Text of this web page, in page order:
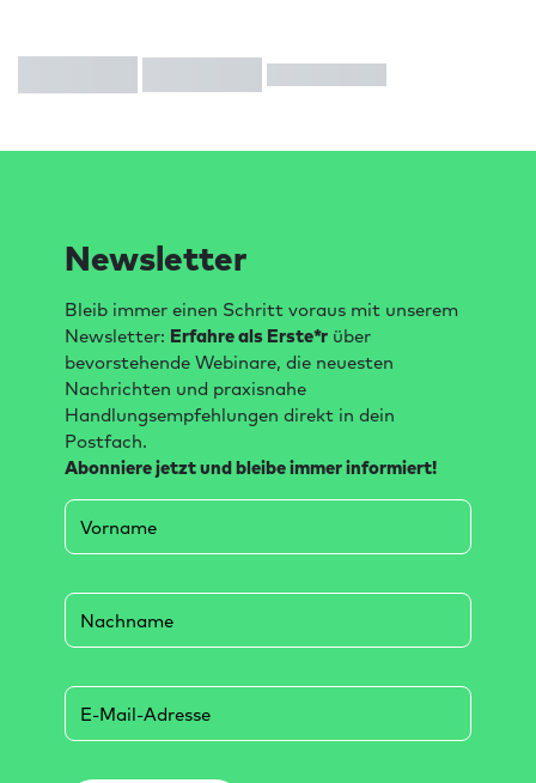
Newsletter
Bleib immer einen Schritt voraus mit unserem
Newsletter: Erfahre als Erste*r über
bevorstehende Webinare, die neuesten
Nachrichten und praxisnahe
Handlungsempfehlungen direkt in dein
Postfach.
Abonniere jetzt und bleibe immer informiert!